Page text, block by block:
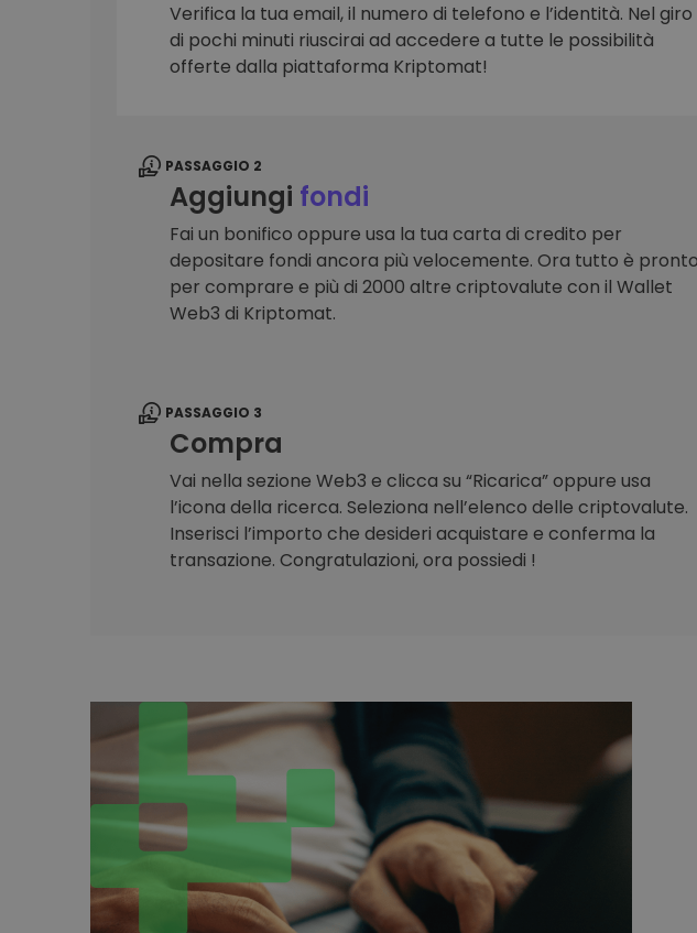
Scoperta investimenti
Trova la tua strategia crypto
Verifica la tua email, il numero di telefono e l’identità. Nel giro
di pochi minuti riuscirai ad accedere a tutte le possibilità
offerte dalla piattaforma Kriptomat!
PASSAGGIO 2
Aggiungi fondi
Fai un bonifico oppure usa la tua carta di credito per
depositare fondi ancora più velocemente. Ora tutto è pronto
per comprare e più di 2000 altre criptovalute con il Wallet
Web3 di Kriptomat.
PASSAGGIO 3
Compra
Vai nella sezione Web3 e clicca su “Ricarica” oppure usa
l’icona della ricerca. Seleziona nell’elenco delle criptovalute.
Inserisci l’importo che desideri acquistare e conferma la
transazione. Congratulazioni, ora possiedi !